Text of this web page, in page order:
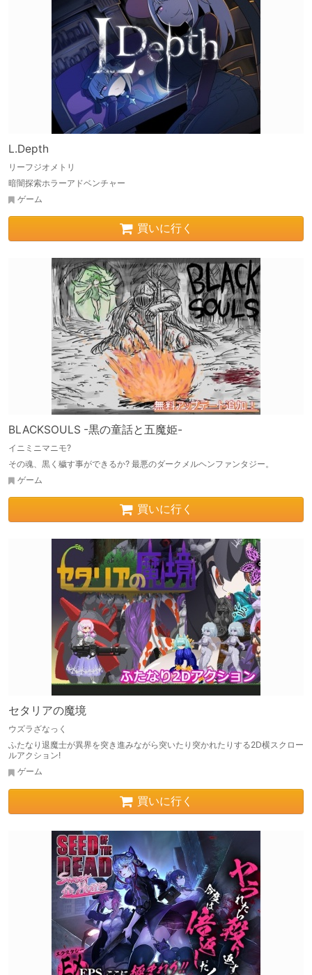
L.Depth
リーフジオメトリ
暗闇探索ホラーアドベンチャー
ゲーム
買いに行く
BLACKSOULS -黒の童話と五魔姫-
イニミニマニモ?
その魂、黒く穢す事ができるか? 最悪のダークメルヘンファンタジー。
ゲーム
買いに行く
セタリアの魔境
ウズラざなっく
ふたなり退魔士が異界を突き進みながら突いたり突かれたりする2D横スクロー
ルアクション!
ゲーム
買いに行く